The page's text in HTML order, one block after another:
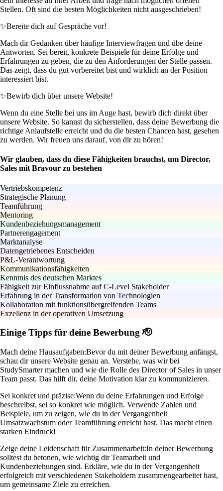
Stellen. Oft sind die besten Möglichkeiten nicht ausgeschrieben!
✨Bereite dich auf Gespräche vor!
Mach dir Gedanken über häufige Interviewfragen und übe deine
Antworten. Sei bereit, konkrete Beispiele für deine Erfolge und
Erfahrungen zu geben, die zu den Anforderungen der Stelle passen.
Das zeigt, dass du gut vorbereitet bist und wirklich an der Position
interessiert bist.
✨Bewirb dich über unsere Website!
Wenn du eine Stelle bei uns im Auge hast, bewirb dich direkt über
unsere Website. So kannst du sicherstellen, dass deine Bewerbung die
richtige Anlaufstelle erreicht und du die besten Chancen hast, gesehen
zu werden. Wir freuen uns darauf, von dir zu hören!
Wir glauben, dass du diese Fähigkeiten brauchst, um Director,
Sales mit Bravour zu bestehen
Vertriebskompetenz
Strategische Planung
Teamführung
Mentoring
Kundenbeziehungsmanagement
Partnerengagement
Marktanalyse
Datengetriebenes Entscheiden
P&L-Verantwortung
Kommunikationsfähigkeiten
Kenntnis des deutschen Marktes
Fähigkeit zur Einflussnahme auf C-Level Stakeholder
Erfahrung in der Transformation von Technologien
Kollaboration mit funktionsübergreifenden Teams
Exzellenz in der operativen Umsetzung
Einige Tipps für deine Bewerbung 🫡
Mach deine Hausaufgaben:Bevor du mit deiner Bewerbung anfängst,
schau dir unsere Website genau an. Verstehe, was wir bei
StudySmarter machen und wie die Rolle des Director of Sales in unser
Team passt. Das hilft dir, deine Motivation klar zu kommunizieren.
Sei konkret und präzise:Wenn du deine Erfahrungen und Erfolge
beschreibst, sei so konkret wie möglich. Verwende Zahlen und
Beispiele, um zu zeigen, wie du in der Vergangenheit
Umsatzwachstum oder Teamführung erreicht hast. Das macht einen
starken Eindruck!
Zeige deine Leidenschaft für Zusammenarbeit:In deiner Bewerbung
solltest du betonen, wie wichtig dir Teamarbeit und
Kundenbeziehungen sind. Erkläre, wie du in der Vergangenheit
erfolgreich mit verschiedenen Stakeholdern zusammengearbeitet hast,
um gemeinsame Ziele zu erreichen.